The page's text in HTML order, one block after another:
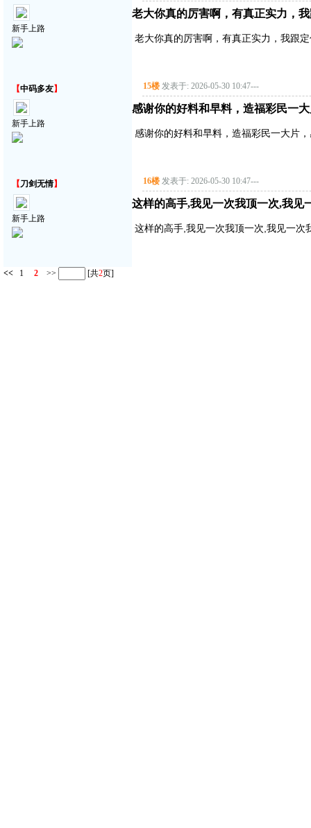
新手上路
老大你真的厉害啊，有真正实力，
老大你真的厉害啊，有真正实力，我跟
【中码多友】
新手上路
15楼 发表于: 2026-05-30 10:47---
感谢你的好料和早料，造福彩民一
感谢你的好料和早料，造福彩民一大片
【刀剑无情】
新手上路
16楼 发表于: 2026-05-30 10:47---
这样的高手,我见一次我顶一次,我见
这样的高手,我见一次我顶一次,我见一次
<< 1 2 >> [共2页]